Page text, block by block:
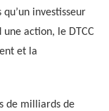
investisseur
action, le DTCC
et la
de milliards de